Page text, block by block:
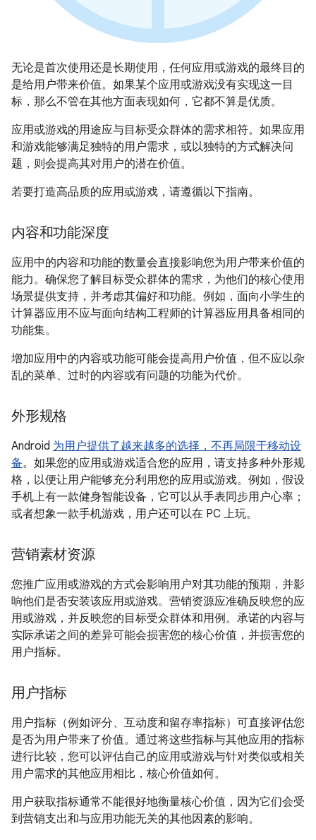
无论是首次使用还是长期使用，任何应用或游戏的最终目的
是给用户带来价值。如果某个应用或游戏没有实现这一目
标，那么不管在其他方面表现如何，它都不算是优质。
应用或游戏的用途应与目标受众群体的需求相符。如果应用
和游戏能够满足独特的用户需求，或以独特的方式解决问
题，则会提高其对用户的潜在价值。
若要打造高品质的应用或游戏，请遵循以下指南。
内容和功能深度
应用中的内容和功能的数量会直接影响您为用户带来价值的
能力。确保您了解目标受众群体的需求，为他们的核心使用
场景提供支持，并考虑其偏好和功能。例如，面向小学生的
计算器应用不应与面向结构工程师的计算器应用具备相同的
功能集。
增加应用中的内容或功能可能会提高用户价值，但不应以杂
乱的菜单、过时的内容或有问题的功能为代价。
外形规格
Android 为用户提供了越来越多的选择，不再局限于移动设
备。如果您的应用或游戏适合您的应用，请支持多种外形规
格，以便让用户能够充分利用您的应用或游戏。例如，假设
手机上有一款健身智能设备，它可以从手表同步用户心率；
或者想象一款手机游戏，用户还可以在 PC 上玩。
营销素材资源
您推广应用或游戏的方式会影响用户对其功能的预期，并影
响他们是否安装该应用或游戏。营销资源应准确反映您的应
用或游戏，并反映您的目标受众群体和用例。承诺的内容与
实际承诺之间的差异可能会损害您的核心价值，并损害您的
用户指标。
用户指标
用户指标（例如评分、互动度和留存率指标）可直接评估您
是否为用户带来了价值。通过将这些指标与其他应用的指标
进行比较，您可以评估自己的应用或游戏与针对类似或相关
用户需求的其他应用相比，核心价值如何。
用户获取指标通常不能很好地衡量核心价值，因为它们会受
到营销支出和与应用功能无关的其他因素的影响。